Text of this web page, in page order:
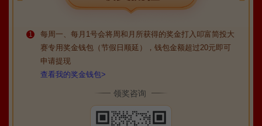
1
每周一、每月1号会将周和月所获得的奖金打入叩富简投大
赛专用奖金钱包（节假日顺延），钱包金额超过20元即可
申请提现
查看我的奖金钱包>
领奖咨询